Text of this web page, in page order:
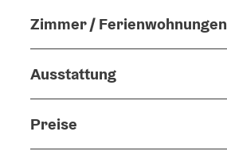
Zimmer / Ferienwohnungen
Ausstattung
Preise